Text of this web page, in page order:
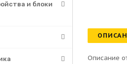
Описание
и блоки